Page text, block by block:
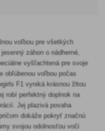
voľbou pre všetkých
záhon o nádherné,
vyšľachtená pre svoje
obľúbenou voľbou počas
F1 vyniká krásnou žltou
robí perfektný doplnok na
Jej plazivá povaha
dokáže pokryť značnú
svojou odolnosťou voči